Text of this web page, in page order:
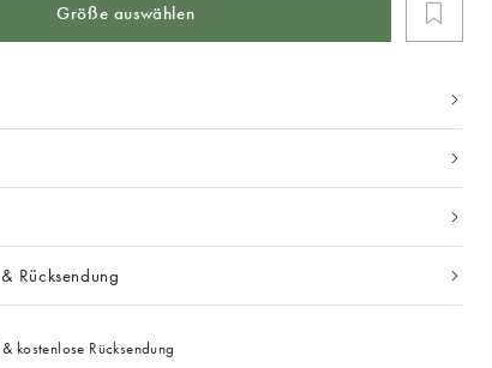
Größe auswählen
Rücksendung
kostenlose Rücksendung